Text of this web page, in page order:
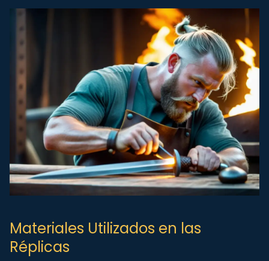
Materiales Utilizados en las
Réplicas